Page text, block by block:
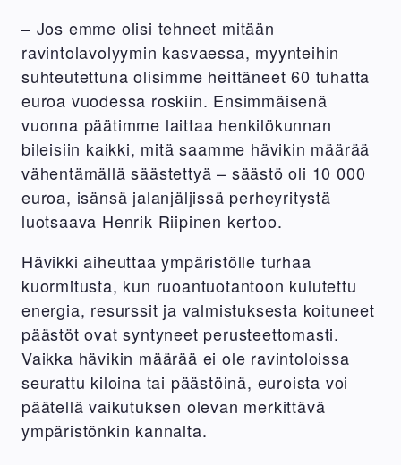
– Jos emme olisi tehneet mitään
ravintolavolyymin kasvaessa, myynteihin
suhteutettuna olisimme heittäneet 60 tuhatta
euroa vuodessa roskiin. Ensimmäisenä
vuonna päätimme laittaa henkilökunnan
bileisiin kaikki, mitä saamme hävikin määrää
vähentämällä säästettyä – säästö oli 10 000
euroa, isänsä jalanjäljissä perheyritystä
luotsaava Henrik Riipinen kertoo.
Hävikki aiheuttaa ympäristölle turhaa
kuormitusta, kun ruoantuotantoon kulutettu
energia, resurssit ja valmistuksesta koituneet
päästöt ovat syntyneet perusteettomasti.
Vaikka hävikin määrää ei ole ravintoloissa
seurattu kiloina tai päästöinä, euroista voi
päätellä vaikutuksen olevan merkittävä
ympäristönkin kannalta.